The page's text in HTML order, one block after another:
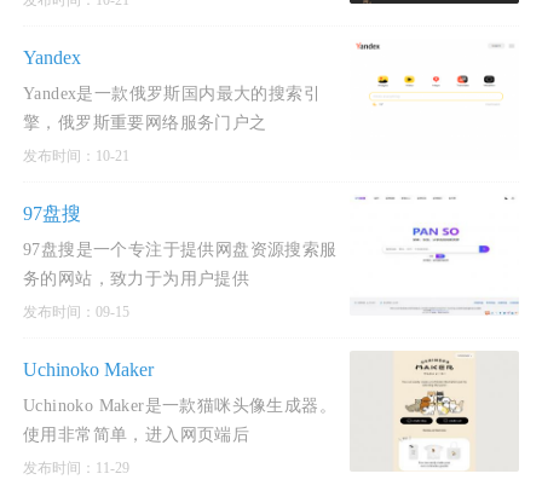
Yandex
Yandex是一款俄罗斯国内最大的搜索引
擎，俄罗斯重要网络服务门户之
发布时间：10-21
97盘搜
97盘搜是一个专注于提供网盘资源搜索服
务的网站，致力于为用户提供
发布时间：09-15
Uchinoko Maker
Uchinoko Maker是一款猫咪头像生成器。
使用非常简单，进入网页端后
发布时间：11-29